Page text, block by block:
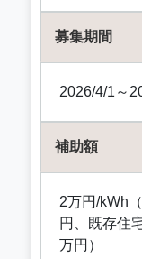
募集期間
2026/4/1～
補助額
2万円/kWh
円、既存住
万円）